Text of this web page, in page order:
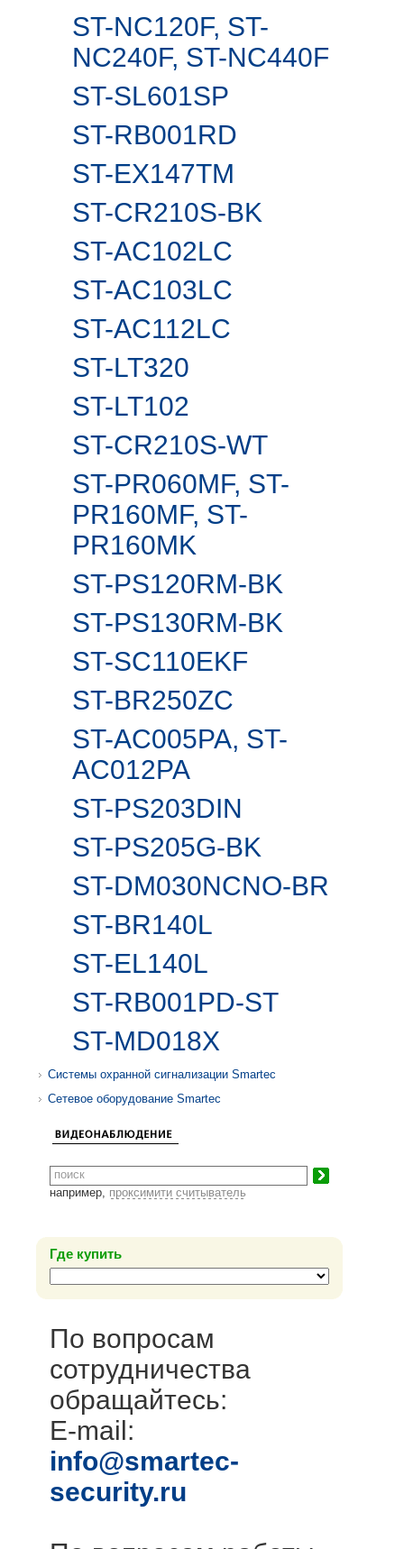
ST-NC120F, ST-
NC240F, ST-NC440F
ST-SL601SP
ST-RB001RD
ST-EX147TM
ST-CR210S-BK
ST-AC102LC
ST-AC103LC
ST-AC112LC
ST-LT320
ST-LT102
ST-CR210S-WT
ST-PR060MF, ST-
PR160MF, ST-
PR160MK
ST-PS120RM-BK
ST-PS130RM-BK
ST-SC110EKF
ST-BR250ZC
ST-AC005PA, ST-
AC012PA
ST-PS203DIN
ST-PS205G-BK
ST-DM030NCNO-BR
ST-BR140L
ST-EL140L
ST-RB001PD-ST
ST-MD018X
Системы охранной сигнализации Smartec
Сетевое оборудование Smartec
например, проксимити считыватель
Где купить
По вопросам
сотрудничества
обращайтесь:
E-mail:
info@smartec-
security.ru